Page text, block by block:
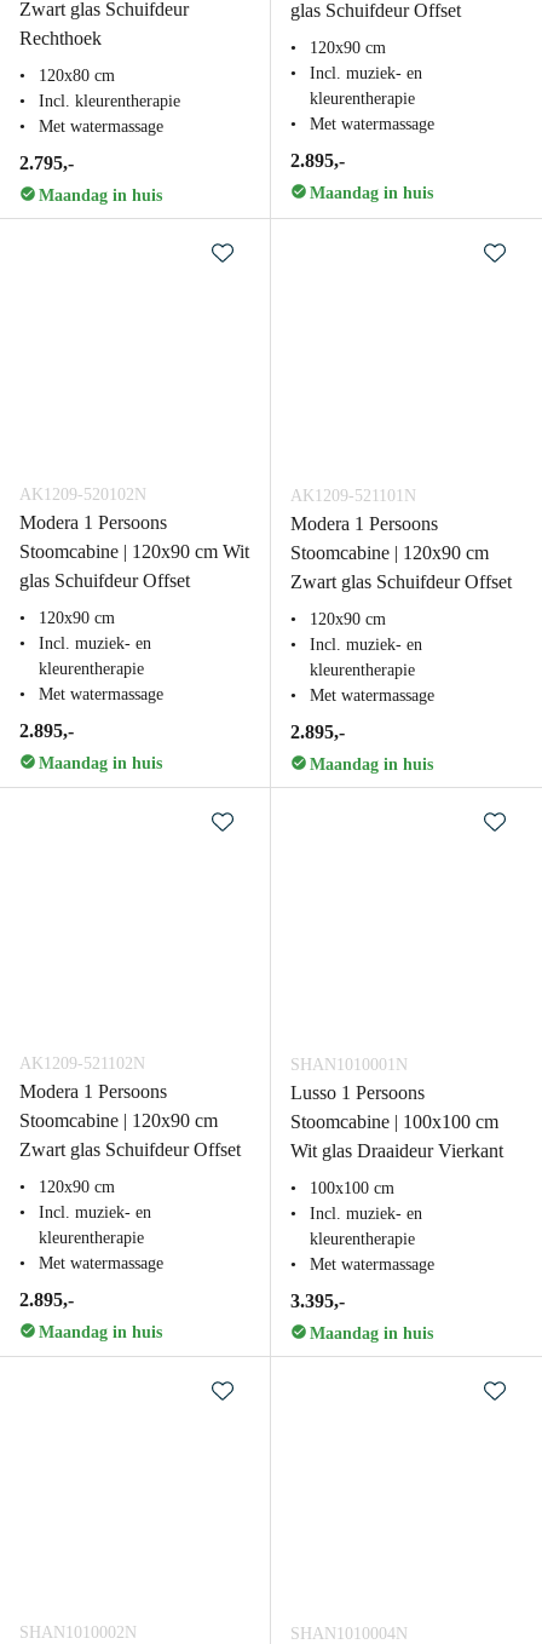
Zwart glas Schuifdeur
Rechthoek
120x80 cm
Incl. kleurentherapie
Met watermassage
2.795,-
Maandag in huis
glas Schuifdeur Offset
120x90 cm
Incl. muziek- en
kleurentherapie
Met watermassage
2.895,-
Maandag in huis
AK1209-520102N
Modera 1 Persoons
Stoomcabine | 120x90 cm Wit
glas Schuifdeur Offset
120x90 cm
Incl. muziek- en
kleurentherapie
Met watermassage
2.895,-
Maandag in huis
AK1209-521101N
Modera 1 Persoons
Stoomcabine | 120x90 cm
Zwart glas Schuifdeur Offset
120x90 cm
Incl. muziek- en
kleurentherapie
Met watermassage
2.895,-
Maandag in huis
AK1209-521102N
Modera 1 Persoons
Stoomcabine | 120x90 cm
Zwart glas Schuifdeur Offset
120x90 cm
Incl. muziek- en
kleurentherapie
Met watermassage
2.895,-
Maandag in huis
SHAN1010001N
Lusso 1 Persoons
Stoomcabine | 100x100 cm
Wit glas Draaideur Vierkant
100x100 cm
Incl. muziek- en
kleurentherapie
Met watermassage
3.395,-
Maandag in huis
SHAN1010002N SHAN1010004N